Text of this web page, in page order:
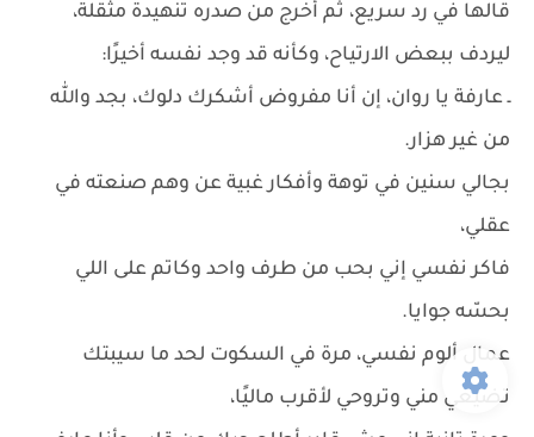
قالها في رد سريع، ثم أخرج من صدره تنهيدة مثقلة،
ليردف ببعض الارتياح، وكأنه قد وجد نفسه أخيرًا:
ـ عارفة يا روان، إن أنا مفروض أشكرك دلوك، بجد والله
من غير هزار.
بجالي سنين في توهة وأفكار غبية عن وهم صنعته في
عقلي،
فاكر نفسي إني بحب من طرف واحد وكاتم على اللي
بحسّه جوايا.
عمال ألوم نفسي، مرة في السكوت لحد ما سيبتك
تضيعي مني وتروحي لأقرب ماليًا،